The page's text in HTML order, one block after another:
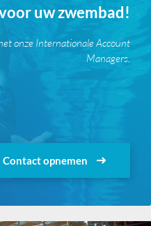
uw zwembad!
onze Internationale Account
Managers.
Contact opnemen